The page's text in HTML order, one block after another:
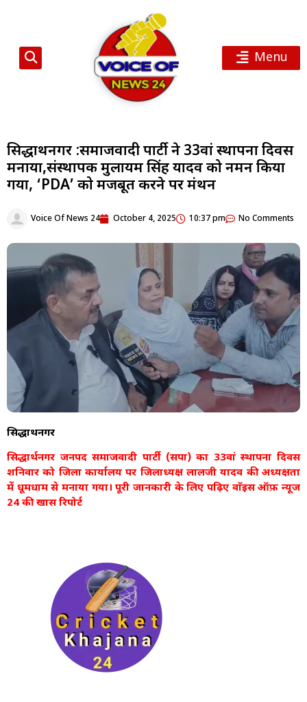
Menu
सिद्धार्थनगर :समाजवादी पार्टी ने 33वां स्थापना दिवस
मनाया,संस्थापक मुलायम सिंह यादव को नमन किया
गया, ‘PDA’ को मजबूत करने पर मंथन
Voice Of News 24 October 4, 2025 10:37 pm No Comments
सिद्धार्थनगर
सिद्धार्थनगर जनपद समाजवादी पार्टी (सपा) का 33वां स्थापना दिवस
शनिवार को जिला कार्यालय पर जिलाध्यक्ष लालजी यादव की अध्यक्षता
में धूमधाम से मनाया गया। पूरी जानकारी के लिए पढ़िए वाॅइस ऑफ़ न्यूज
24 की खास रिपोर्ट